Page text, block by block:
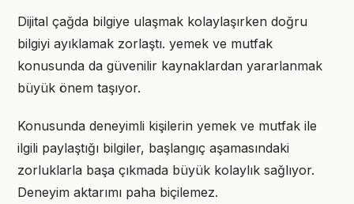
Dijital çağda bilgiye ulaşmak kolaylaşırken doğru
bilgiyi ayıklamak zorlaştı. yemek ve mutfak
konusunda da güvenilir kaynaklardan yararlanmak
büyük önem taşıyor.
Konusunda deneyimli kişilerin yemek ve mutfak ile
ilgili paylaştığı bilgiler, başlangıç aşamasındaki
zorluklarla başa çıkmada büyük kolaylık sağlıyor.
Deneyim aktarımı paha biçilemez.